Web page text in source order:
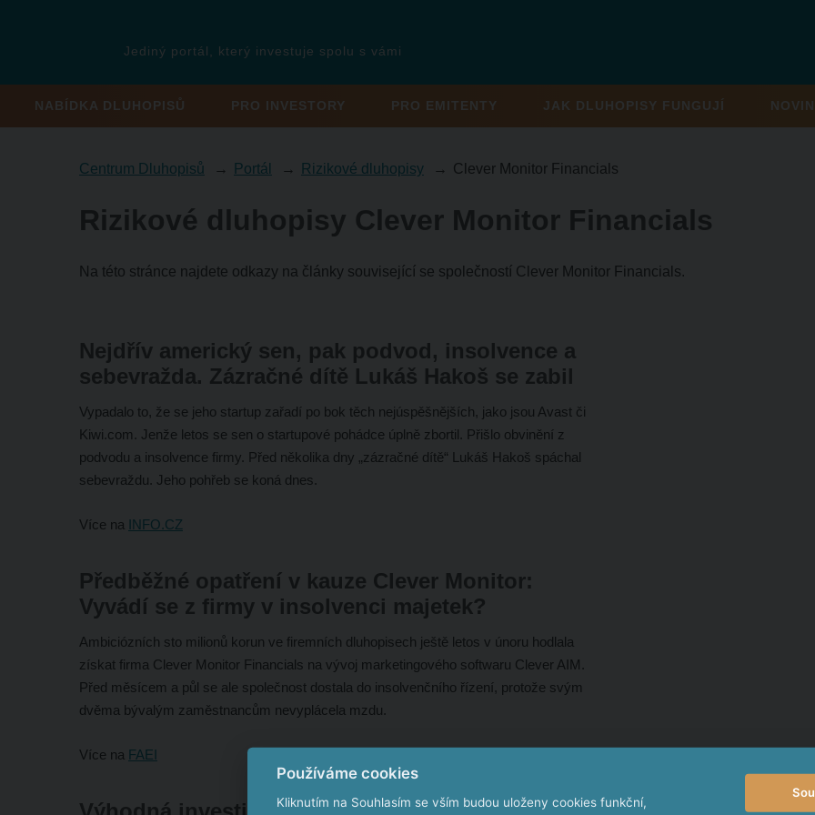
Jediný portál, který investuje spolu s vámi
NABÍDKA DLUHOPISŮ PRO INVESTORY PRO EMITENTY JAK DLUHOPISY FUNGUJÍ
Centrum Dluhopisů Portál Rizikové dluhopisy Clever Monitor Financials
Rizikové dluhopisy Clever Monitor Financials
Na této stránce najdete odkazy na články související se společností Clever Monitor Financials.
Nejdřív americký sen, pak podvod, insolvence a
sebevražda. Zázračné dítě Lukáš Hakoš se zabil
Vypadalo to, že se jeho startup zařadí po bok těch nejúspěšnějších, jako jsou Avast či
Kiwi.com. Jenže letos se sen o startupové pohádce úplně zbortil. Přišlo obvinění z
podvodu a insolvence firmy. Před několika dny „zázračné dítě“ Lukáš Hakoš spáchal
sebevraždu. Jeho pohřeb se koná dnes.
Více na INFO.CZ
Předběžné opatření v kauze Clever Monitor:
Vyvádí se z firmy v insolvenci majetek?
Ambiciózních sto milionů korun ve firemních dluhopisech ještě letos v únoru hodlala
získat firma Clever Monitor Financials na vývoj marketingového softwaru Clever AIM.
Před měsícem a půl se ale společnost dostala do insolvenčního řízení, protože svým
dvěma bývalým zaměstnancům nevyplácela mzdu.
Více na FAEI
Používáme cookies
Kliknutím na Souhlasím se vším budou uloženy cookies funkční,